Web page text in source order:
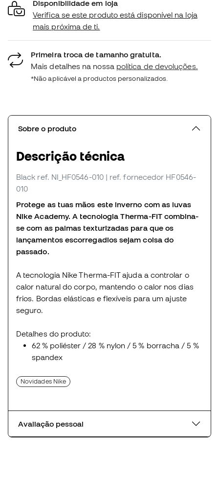
Disponibilidade em loja
Verifica se este produto está disponível na loja
mais próxima de ti.
Primeira troca de tamanho gratuita.
Mais detalhes na nossa política de devoluções.
*Não aplicável a productos personalizados.
Sobre o produto
Descrição técnica
Black ref. NI_HF0546-010 | ref. fornecedor HF0546-
010
Protege as tuas mãos este inverno com as luvas
Nike Academy. A tecnologia Therma-FIT combina-
se com as palmas texturizadas para que os
lançamentos escorregadios sejam coisa do
passado.
A tecnologia Nike Therma-FIT ajuda a controlar o
calor natural do corpo, mantendo o calor nos dias
frios. Bordas elásticas e flexíveis para um ajuste
seguro.
Detalhes do produto:
62 % poliéster / 28 % nylon / 5 % borracha / 5 %
spandex
Novidades Nike
Avaliação pessoal